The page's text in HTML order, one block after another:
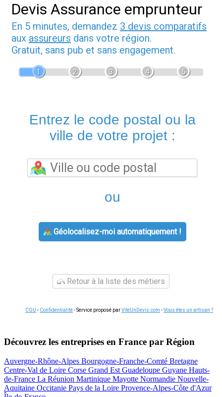
Devis Assurance emprunteur
En 5 minutes, demandez 3 devis comparatifs
aux assureurs dans votre région.
Gratuit, sans pub et sans engagement.
1 2 3 4 5
Entrez le code postal ou la
ville de votre projet :
ou
Géolocalisez-moi automatiquement !
Retour à la liste des métiers
CGU - Confidentialité- Service proposé parViteUnDevis.com -Vous êtes un artisan ?
Découvrez les entreprises en France par Région
Auvergne-Rhône-Alpes Bourgogne-Franche-Comté Bretagne
Centre-Val de Loire Corse Grand Est Guadeloupe Guyane Hauts-
de-France La Réunion Martinique Mayotte Normandie Nouvelle-
Aquitaine Occitanie Pays de la Loire Provence-Alpes-Côte d'Azur